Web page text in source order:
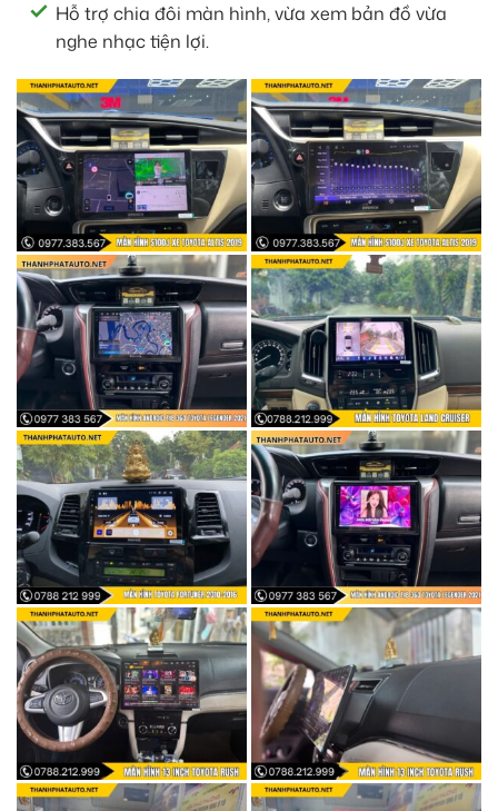
Hỗ trợ chia đôi màn hình, vừa xem bản đồ vừa
nghe nhạc tiện lợi.